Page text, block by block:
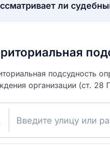
ли
подсудность
организации (ст. 28
Введите улицу или